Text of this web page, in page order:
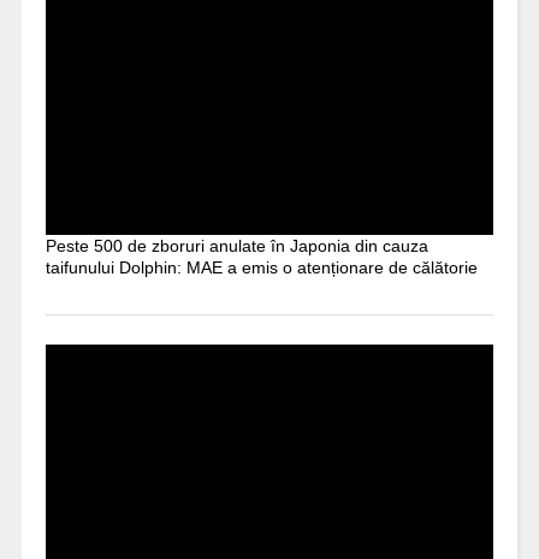
Peste 500 de zboruri anulate în Japonia din cauza
taifunului Dolphin: MAE a emis o atenționare de călătorie